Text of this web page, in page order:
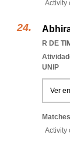
Activity
R DE
UNIP
Ver
Activity